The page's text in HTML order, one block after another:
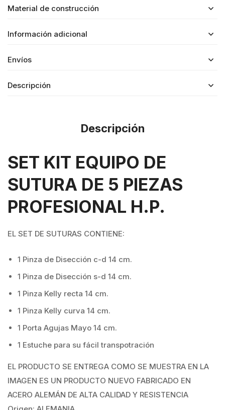
Material de construcción
Información adicional
Envíos
Descripción
Descripción
SET KIT EQUIPO DE
SUTURA DE 5 PIEZAS
PROFESIONAL H.P.
EL SET DE SUTURAS CONTIENE:
1 Pinza de Disección c-d 14 cm.
1 Pinza de Disección s-d 14 cm.
1 Pinza Kelly recta 14 cm.
1 Pinza Kelly curva 14 cm.
1 Porta Agujas Mayo 14 cm.
1 Estuche para su fácil transpotración
EL PRODUCTO SE ENTREGA COMO SE MUESTRA EN LA
IMAGEN ES UN PRODUCTO NUEVO FABRICADO EN
ACERO ALEMÁN DE ALTA CALIDAD Y RESISTENCIA